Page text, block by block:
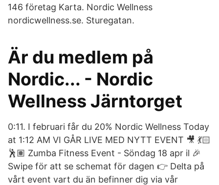
146 företag Karta. Nordic Wellness
nordicwellness.se. Sturegatan.
Är du medlem på
Nordic... - Nordic
Wellness Järntorget
0:11. I februari får du 20% Nordic Wellness Today
at 1:12 AM VI GÅR LIVE MED NYTT EVENT 🎥 💃🏻
🕺🏽 Zumba Fitness Event - Söndag 18 apr il 🎉
Swipe för att se schemat för dagen 👉 Delta på
vårt event vart du än befinner dig via vår